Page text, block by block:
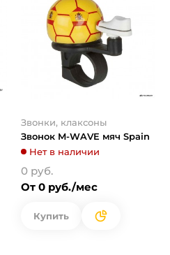
Звонки, клаксоны
Звонок M-WAVE мяч Spain
Нет в наличии
0 руб.
От 0 руб./мес
Купить